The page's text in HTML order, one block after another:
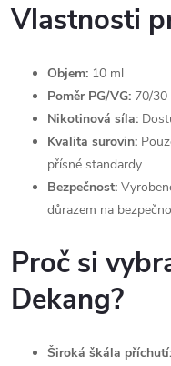
Vlastnosti
Objem: 10 ml
Poměr PG/VG: 70/30
Nikotinová síla:
Kvalita surovin:
přísné standardy
Bezpečnost:
důrazem na
Proč si
Dekang?
Široká škála příchutí: